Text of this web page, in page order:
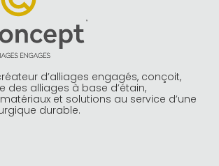
d’alliages engagés, conçoit,
des alliages à base d’étain,
et solutions au service d’une
durable.